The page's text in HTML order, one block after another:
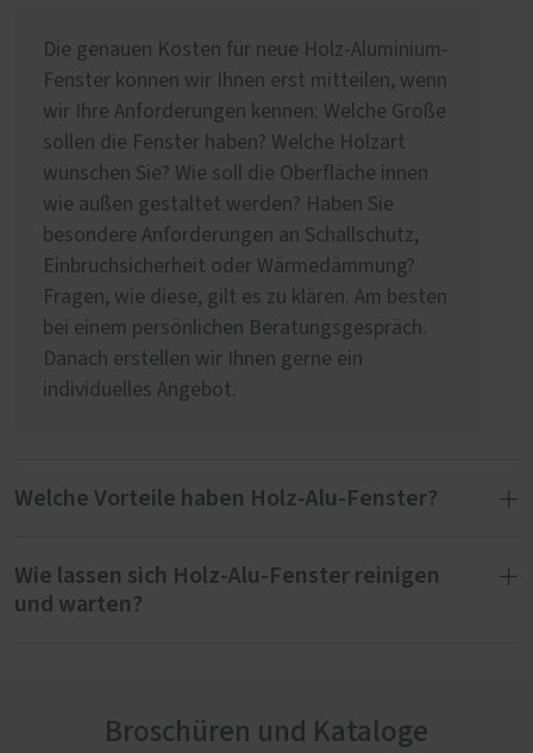
Die genauen Kosten für neue Holz-Aluminium-
Fenster können wir Ihnen erst mitteilen, wenn
wir Ihre Anforderungen kennen: Welche Größe
sollen die Fenster haben? Welche Holzart
wünschen Sie? Wie soll die Oberfläche innen
wie außen gestaltet werden? Haben Sie
besondere Anforderungen an Schallschutz,
Einbruchsicherheit oder Wärmedämmung?
Fragen, wie diese, gilt es zu klären. Am besten
bei einem persönlichen Beratungsgespräch.
Danach erstellen wir Ihnen gerne ein
individuelles Angebot.
Welche Vorteile haben Holz-Alu-Fenster?
Der Material-Mix bei Fenstern aus Holz und
Aluminium hat viele Vorteile:
innen wie außen unzählige
Wie lassen sich Holz-Alu-Fenster reinigen
und warten?
bis acht Wochen reinigen. Seien Sie achtsam
Broschüren und Kataloge